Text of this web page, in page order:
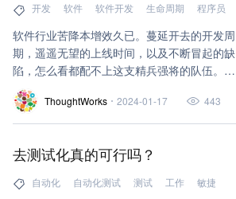
开发 软件 软件开发 生命周期 程序员
软件行业苦降本增效久已。蔓延开去的开发周
期，遥遥无望的上线时间，以及不断冒起的缺
陷，怎么看都配不上这支精兵强将的队伍。生
成式AI 似乎带来了曙光，它的表现让人耳目
一新，不少人会这么想。它能自动生成代码，
成本低，可重复，即抛的能力像云上的资源，
很自然就会想到，是不是也不需要这么多精兵
强将了，程序员们也很担心这一点。
ThoughtWorks 2024-01-17 443
去测试化真的可行吗？
自动化 自动化测试 测试 工作 敏捷